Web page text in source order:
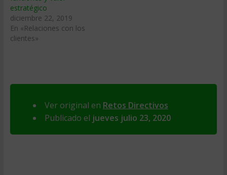
estratégico
diciembre 22, 2019
En «Relaciones con los
clientes»
Ver original en Retos Directivos
Publicado el jueves julio 23, 2020